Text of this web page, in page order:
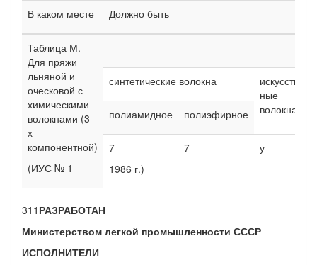
В каком месте
Должно быть
Таблица М.
Для пряжи
льняной и
оческовой с
химическими
волокнами (3-
х
компонентной)
(ИУС № 1
синтетические волокна
искусствен­
ные
волокна
полиамидное полиэфирное
7
1986 г.)
7 у
311 РАЗРАБОТАН
Министерством легкой промышленности СССР
ИСПОЛНИТЕЛИ